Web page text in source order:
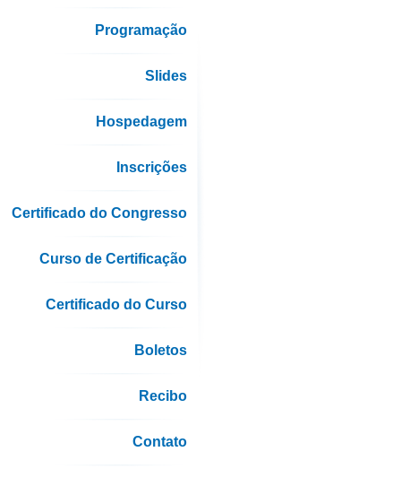
Programação
Slides
Hospedagem
Inscrições
Certificado do Congresso
Curso de Certificação
Certificado do Curso
Boletos
Recibo
Contato